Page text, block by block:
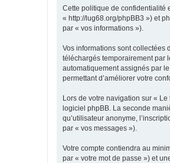
Cette politique de confidentialité
« http://lug68.org/phpBB3 ») et
par « vos informations »).
Vos informations sont collectées
téléchargés temporairement par
automatiquement assignés par
permettant d’améliorer votre
Lors de votre navigation sur «
logiciel phpBB. La seconde
qu’utilisateur anonyme,
par « vos messages »).
Votre compte contiendra au
par « votre mot de passe ») et